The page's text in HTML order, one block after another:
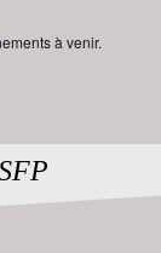
à venir.